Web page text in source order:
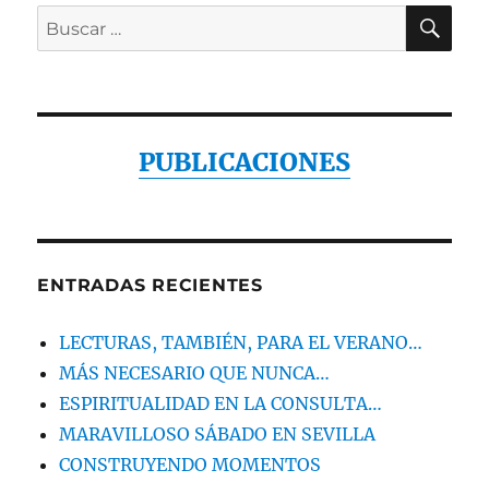
Buscar
por:
PUBLICACIONES
ENTRADAS RECIENTES
LECTURAS, TAMBIÉN, PARA EL VERANO…
MÁS NECESARIO QUE NUNCA…
ESPIRITUALIDAD EN LA CONSULTA…
MARAVILLOSO SÁBADO EN SEVILLA
CONSTRUYENDO MOMENTOS